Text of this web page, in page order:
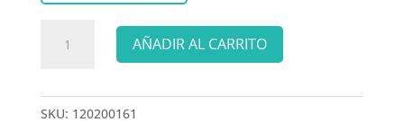
PUISSANCE
ELIXIR
CREMA
AÑADIR AL CARRITO
SKU: 120200161